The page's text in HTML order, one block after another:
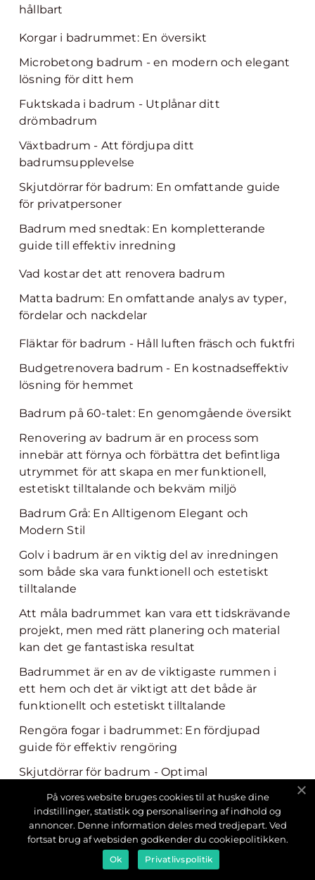
hållbart
Korgar i badrummet: En översikt
Microbetong badrum - en modern och elegant
lösning för ditt hem
Fuktskada i badrum - Utplånar ditt
drömbadrum
Växtbadrum - Att fördjupa ditt
badrumsupplevelse
Skjutdörrar för badrum: En omfattande guide
för privatpersoner
Badrum med snedtak: En kompletterande
guide till effektiv inredning
Vad kostar det att renovera badrum
Matta badrum: En omfattande analys av typer,
fördelar och nackdelar
Fläktar för badrum - Håll luften fräsch och fuktfri
Budgetrenovera badrum - En kostnadseffektiv
lösning för hemmet
Badrum på 60-talet: En genomgående översikt
Renovering av badrum är en process som
innebär att förnya och förbättra det befintliga
utrymmet för att skapa en mer funktionell,
estetiskt tilltalande och bekväm miljö
Badrum Grå: En Alltigenom Elegant och
Modern Stil
Golv i badrum är en viktig del av inredningen
som både ska vara funktionell och estetiskt
tilltalande
Att måla badrummet kan vara ett tidskrävande
projekt, men med rätt planering och material
kan det ge fantastiska resultat
Badrummet är en av de viktigaste rummen i
ett hem och det är viktigt att det både är
funktionellt och estetiskt tilltalande
Rengöra fogar i badrummet: En fördjupad
guide för effektiv rengöring
Skjutdörrar för badrum - Optimal
Flytspackel i badrum - En grundlig översikt
Flytspackla badrum: En grundlig översikt
Badrumsväggar är en viktig del av varje
På vores website bruges cookies til at huske dine
indstillinger, statistik og personalisering af indhold og
annoncer. Denne information deles med tredjepart. Ved
fortsat brug af websiden godkender du cookiepolitikken.
Ok Privatlivspolitik